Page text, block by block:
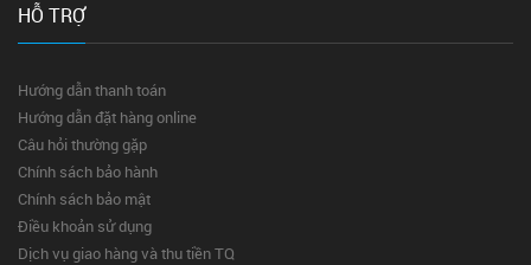
HỖ TRỢ
Hướng dẫn thanh toán
Hướng dẫn đặt hàng online
Câu hỏi thường gặp
Chính sách bảo hành
Chính sách bảo mật
Điều khoản sử dụng
Dịch vụ giao hàng và thu tiền TQ